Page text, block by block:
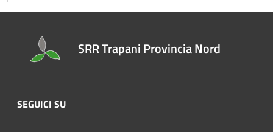
SRR Trapani Provincia Nord
SEGUICI SU